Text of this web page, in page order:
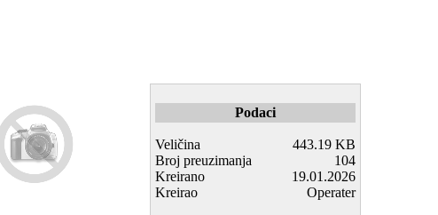
Podaci
Veličina
443.19 KB
Broj preuzimanja
104
Kreirano
19.01.2026
Kreirao
Operater